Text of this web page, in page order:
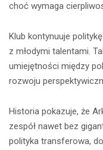
choć wymaga
Klub kontynuuje
z młodymi talentami.
umiejętności między
rozwoju
Historia pokazuje, że
zespół nawet bez
polityka transferowa,